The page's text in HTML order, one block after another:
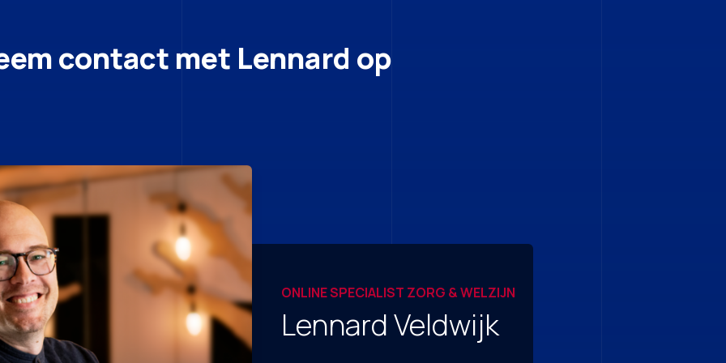
contact met Lennard op
ONLINE SPECIALIST ZORG & WELZIJN
Lennard Veldwijk